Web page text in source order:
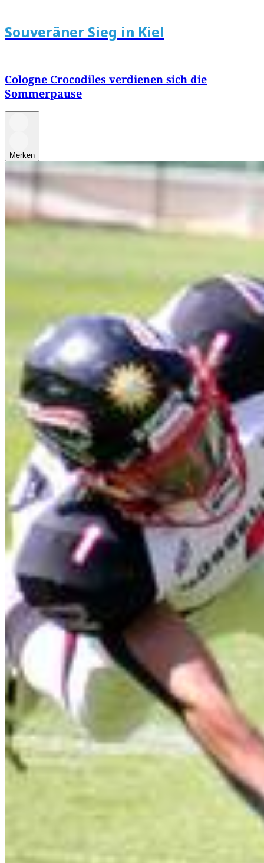
Souveräner Sieg in Kiel
Cologne Crocodiles verdienen sich die
Sommerpause
Merken